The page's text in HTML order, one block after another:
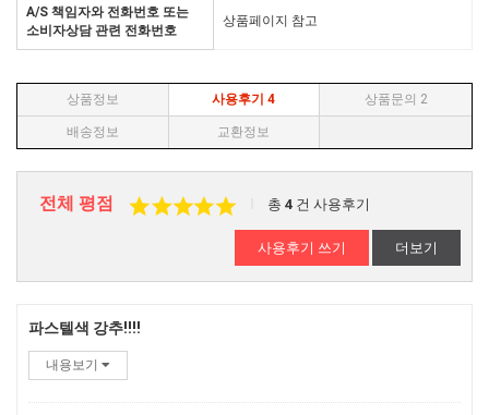
A/S 책임자와 전화번호 또는
소비자상담 관련 전화번호
상품페이지 참고
상품정보 사용후기4 상품문의 2
배송정보 교환정보
전체 평점 총 4 건 사용후기
사용후기 쓰기 더보기
파스텔색 강추!!!!
내용보기